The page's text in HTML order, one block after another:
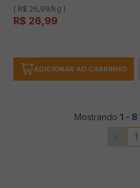
( R$ 26,99/kg )
R$ 26,99
ADICIONAR AO CARRINHO
Mostrando 1 - 8
1